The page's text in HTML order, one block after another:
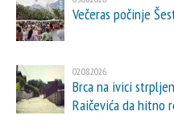
Večeras počinje
02.08.2026.
Brca na ivici
Raičevića da hitno